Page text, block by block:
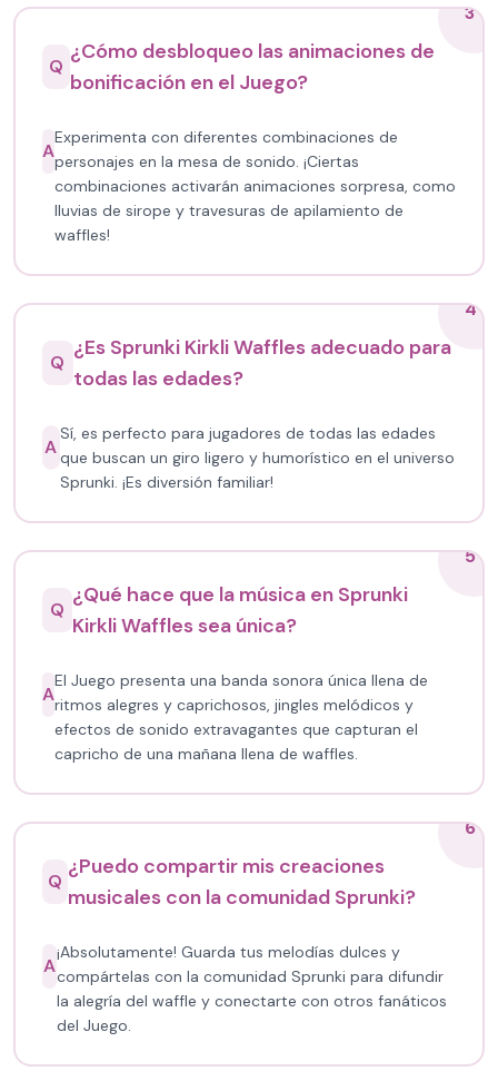
3
Q
¿Cómo desbloqueo las animaciones de
bonificación en el Juego?
A
Experimenta con diferentes combinaciones de
personajes en la mesa de sonido. ¡Ciertas
combinaciones activarán animaciones sorpresa, como
lluvias de sirope y travesuras de apilamiento de
waffles!
4
Q
¿Es Sprunki Kirkli Waffles adecuado para
todas las edades?
A
Sí, es perfecto para jugadores de todas las edades
que buscan un giro ligero y humorístico en el universo
Sprunki. ¡Es diversión familiar!
5
Q
¿Qué hace que la música en Sprunki
Kirkli Waffles sea única?
A
El Juego presenta una banda sonora única llena de
ritmos alegres y caprichosos, jingles melódicos y
efectos de sonido extravagantes que capturan el
capricho de una mañana llena de waffles.
6
Q
¿Puedo compartir mis creaciones
musicales con la comunidad Sprunki?
A
¡Absolutamente! Guarda tus melodías dulces y
compártelas con la comunidad Sprunki para difundir
la alegría del waffle y conectarte con otros fanáticos
del Juego.